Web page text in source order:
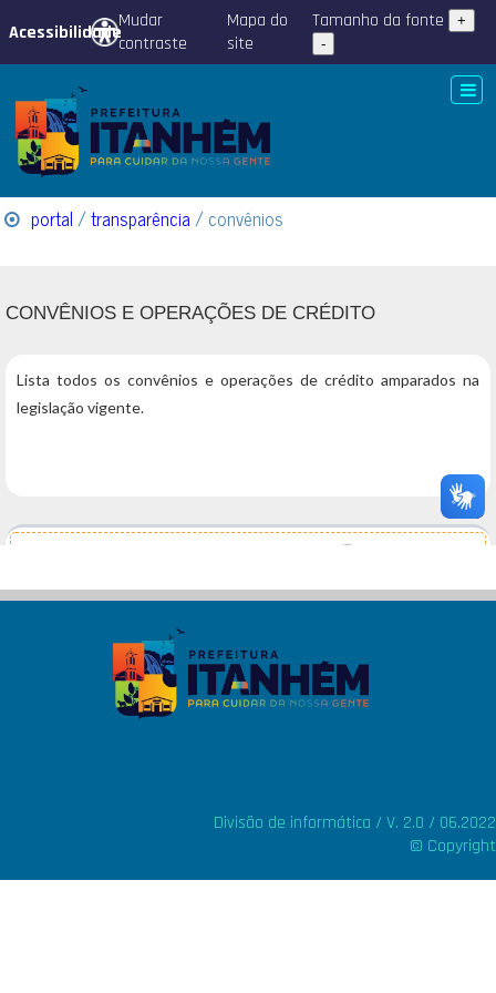
AcessibilidadeMudar
contraste
Mapa do
site
Tamanho da fonte
+
-
portal/transparência/ convênios
Divisão de informática / V. 2.0 / 06.2022
© Copyright